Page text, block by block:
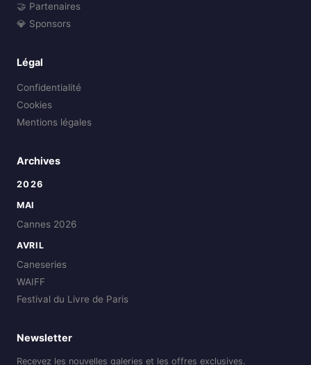
🤝 Partenaires
💎 Sponsors
Légal
Confidentialité
Cookies
Mentions légales
Archives
2026
MAI
Cannes 2026
AVRIL
Caneseries
WAIFF
Festival du Livre de Paris
Newsletter
Recevez les nouvelles galeries et les offres exclusives.